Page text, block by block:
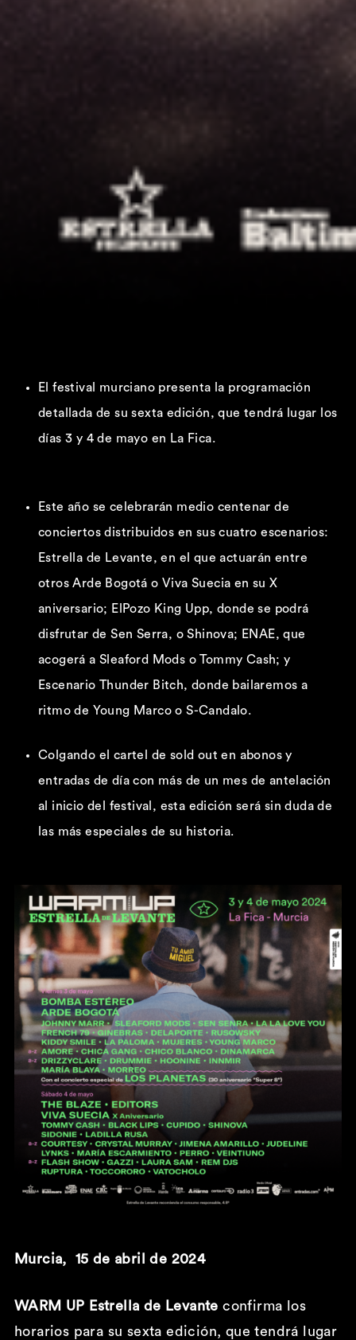
El festival murciano presenta la programación
detallada de su sexta edición, que tendrá lugar los
días 3 y 4 de mayo en La Fica.
Este año se celebrarán medio centenar de
conciertos distribuidos en sus cuatro escenarios:
Estrella de Levante, en el que actuarán entre
otros Arde Bogotá o Viva Suecia en su X
aniversario; ElPozo King Upp, donde se podrá
disfrutar de Sen Serra, o Shinova; ENAE, que
acogerá a Sleaford Mods o Tommy Cash; y
Escenario Thunder Bitch, donde bailaremos a
ritmo de Young Marco o S-Candalo.
Colgando el cartel de sold out en abonos y
entradas de día con más de un mes de antelación
al inicio del festival, esta edición será sin duda de
las más especiales de su historia.
Murcia, 15 de abril de 2024
WARM UP Estrella de Levante confirma los
horarios para su sexta edición, que tendrá lugar